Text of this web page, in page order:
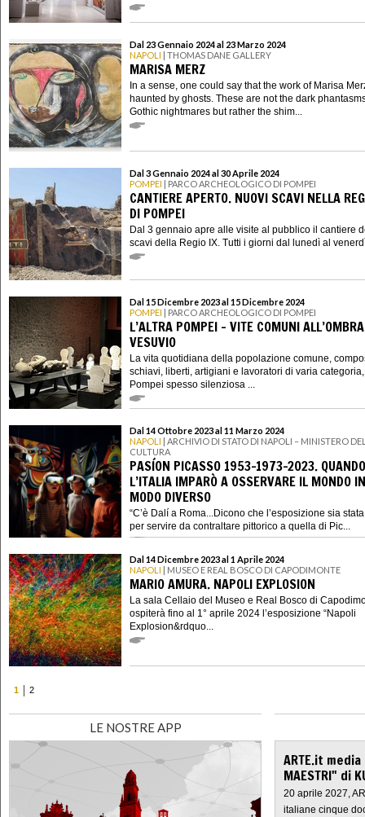
Dal 23 Gennaio 2024 al 23 Marzo 2024
NAPOLI | THOMAS DANE GALLERY
MARISA MERZ
In a sense, one could say that the work of Marisa
haunted by ghosts. These are not the dark
Gothic nightmares but rather the shim...
Dal 3 Gennaio 2024 al 30 Aprile 2024
POMPEI | PARCO ARCHEOLOGICO DI POMPEI
CANTIERE APERTO. NUOVI SCAVI NELLA
DI POMPEI
Dal 3 gennaio apre alle visite al pubblico il cantiere
scavi della Regio IX. Tutti i giorni dal lunedì al
Dal 15 Dicembre 2023 al 15 Dicembre 2024
POMPEI | PARCO ARCHEOLOGICO DI POMPEI
L’ALTRA POMPEI – VITE COMUNI
VESUVIO
La vita quotidiana della popolazione comune,
schiavi, liberti, artigiani e lavoratori di varia
Pompei spesso silenziosa ...
Dal 14 Ottobre 2023 al 11 Marzo 2024
NAPOLI | ARCHIVIO DI STATO DI NAPOLI – MINISTERO
CULTURA
PASÍON PICASSO 1953-1973-2023. QUANDO
L’ITALIA IMPARÒ A OSSERVARE IL MONDO IN
MODO DIVERSO
“C’è Dalí a Roma...Dicono che l’esposizione sia
per servire da contraltare pittorico a quella di Pic...
Dal 14 Dicembre 2023 al 1 Aprile 2024
NAPOLI | MUSEO E REAL BOSCO DI CAPODIMONTE
MARIO AMURA. NAPOLI EXPLOSION
La sala Cellaio del Museo e Real Bosco di
ospiterà fino al 1° aprile 2024 l’esposizione “Napoli
Explosion&rdquo...
1 2
LE NOSTRE APP
ARTE.it
MAESTRI" di
20 aprile 2027,
italiane cinque